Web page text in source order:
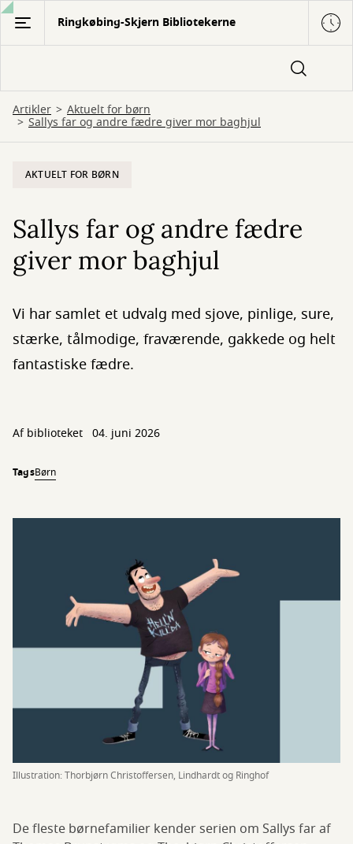
Gå
hovedindhold
Ringkøbing-Skjern Bibliotekerne
Artikler Aktuelt for børn
Sallys far og andre fædre giver mor baghjul
AKTUELT FOR BØRN
Sallys far og andre fædre
giver mor baghjul
Vi har samlet et udvalg med sjove, pinlige, sure,
stærke, tålmodige, fraværende, gakkede og helt
fantastiske fædre.
Af biblioteket 04. juni 2026
TagsBørn
Illustration: Thorbjørn Christoffersen, Lindhardt og Ringhof
De fleste børnefamilier kender serien om Sallys far af